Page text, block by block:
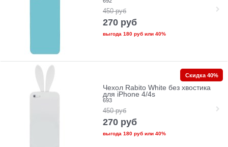
450 руб
270 руб
выгода 180 рубили 40%
Чехол Rabito White без хвостика
для iPhone 4/4s
693
450 руб
270 руб
выгода 180 рубили 40%
Скидка 40%